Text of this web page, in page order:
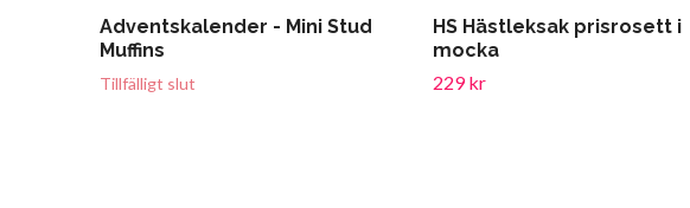
Adventskalender - Mini Stud
Muffins
Tillfälligt slut
HS Hästleksak prisrosett i
mocka
229 kr